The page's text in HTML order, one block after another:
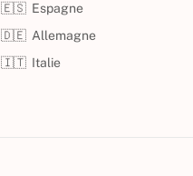
🇪🇸 Espagne
🇩🇪 Allemagne
🇮🇹 Italie